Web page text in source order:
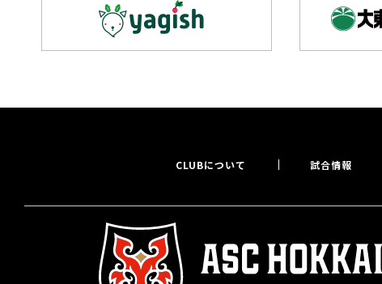
CLUBについて 試合情報